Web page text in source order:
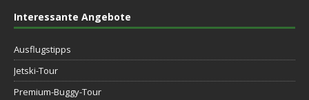
Interessante Angebote
Ausflugstipps
Jetski-Tour
Premium-Buggy-Tour